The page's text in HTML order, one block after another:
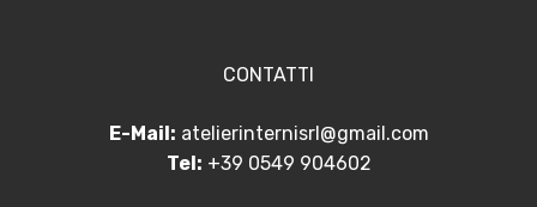
CONTATTI
E-Mail: atelierinternisrl@gmail.com
Tel: +39 0549 904602